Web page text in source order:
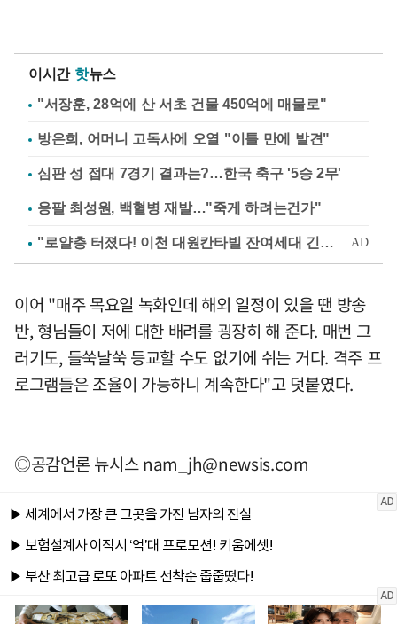
이시간 핫뉴스
"서장훈, 28억에 산 서초 건물 450억에 매물로"
방은희, 어머니 고독사에 오열 "이틀 만에 발견"
심판 성 접대 7경기 결과는?…한국 축구 '5승 2무'
응팔 최성원, 백혈병 재발…"죽게 하려는건가"
이어 "매주 목요일 녹화인데 해외 일정이 있을 땐 방송
반, 형님들이 저에 대한 배려를 굉장히 해 준다. 매번 그
러기도, 들쑥날쑥 등교할 수도 없기에 쉬는 거다. 격주 프
로그램들은 조율이 가능하니 계속한다"고 덧붙였다.
◎공감언론 뉴시스nam_jh@newsis.com